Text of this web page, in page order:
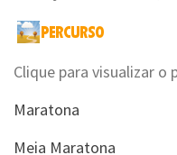
Clique para visualizar o
Maratona
Meia Maratona